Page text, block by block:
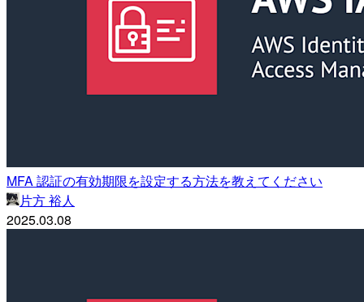
MFA 認証の有効期限を設定する方法を教えてください
片方 裕人
2025.03.08